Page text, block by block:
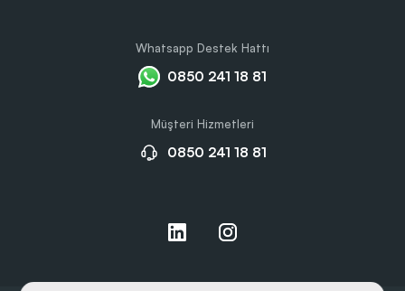
Whatsapp Destek Hattı
0850 241 18 81
Müşteri Hizmetleri
0850 241 18 81